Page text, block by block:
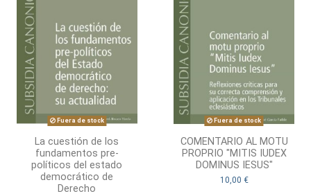
Fuera de stock
La cuestión de los
fundamentos pre-
políticos del estado
democrático de
Derecho
Fuera de stock
COMENTARIO AL MOTU
PROPRIO "MITIS IUDEX
DOMINUS IESUS"
10,00 €